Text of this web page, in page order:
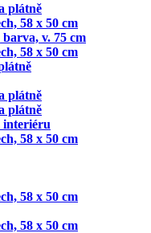
plátně
58 x 50 cm
barva, v. 75 cm
58 x 50 cm
plátně
plátně
interiéru
58 x 50 cm
58 x 50 cm
58 x 50 cm